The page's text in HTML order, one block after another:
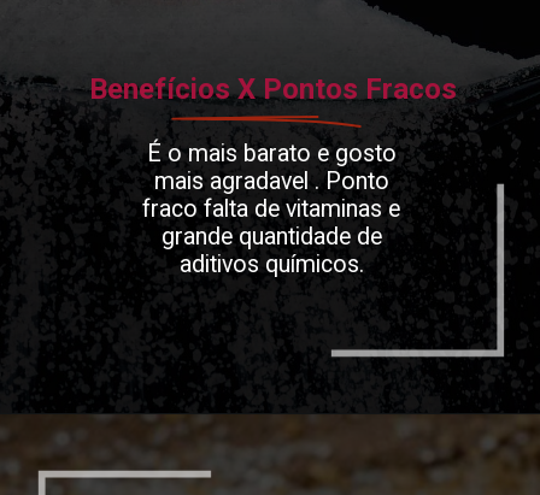
É o mais barato e gosto
mais agradavel . Ponto
fraco falta de vitaminas e
grande quantidade de
aditivos químicos.
Benefícios X Pontos Fracos
https://espaconatelie.com.br/